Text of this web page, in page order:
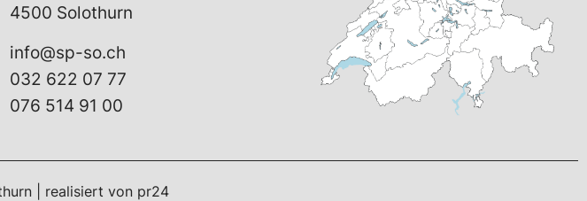
4500 Solothurn
info@sp-so.ch
032 622 07 77
076 514 91 00
| realisiert von pr24